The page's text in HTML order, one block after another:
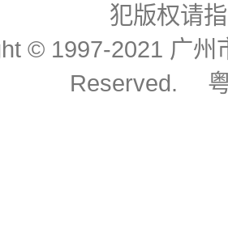
犯版权请
© 1997-2021 广州
Reserved.